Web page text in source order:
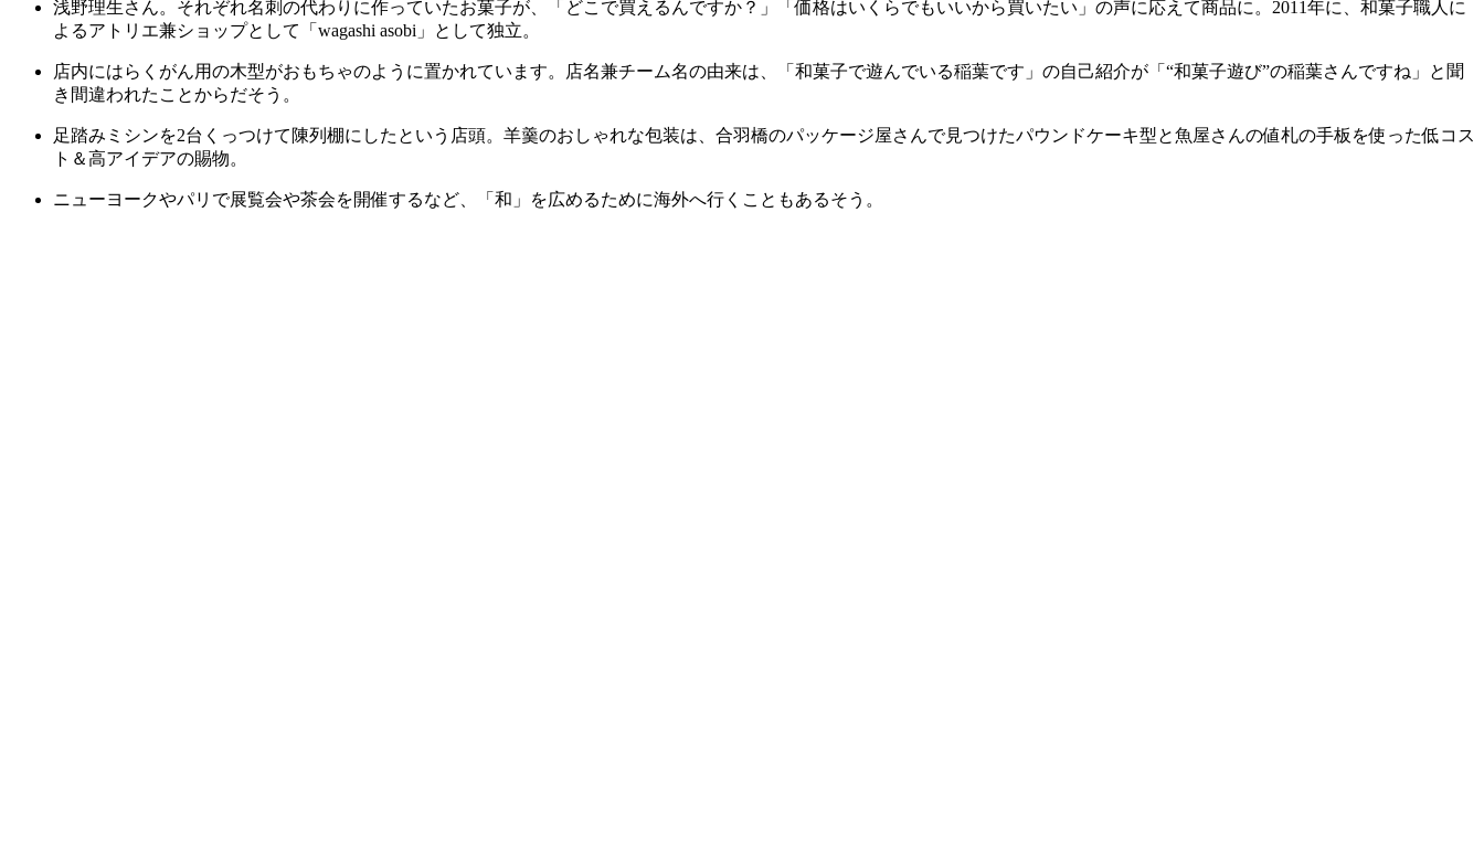
浅野理生さん。それぞれ名刺の代わりに作っていたお菓子が、「どこで買えるんですか？」「価格はいくらでもいいから買いたい」の声に応えて商品に。2011年に、和菓子職人に
よるアトリエ兼ショップとして「wagashi asobi」として独立。
店内にはらくがん用の木型がおもちゃのように置かれています。店名兼チーム名の由来は、「和菓子で遊んでいる稲葉です」の自己紹介が「“和菓子遊び”の稲葉さんですね」と聞
き間違われたことからだそう。
足踏みミシンを2台くっつけて陳列棚にしたという店頭。羊羹のおしゃれな包装は、合羽橋のパッケージ屋さんで見つけたパウンドケーキ型と魚屋さんの値札の手板を使った低コス
ト＆高アイデアの賜物。
ニューヨークやパリで展覧会や茶会を開催するなど、「和」を広めるために海外へ行くこともあるそう。